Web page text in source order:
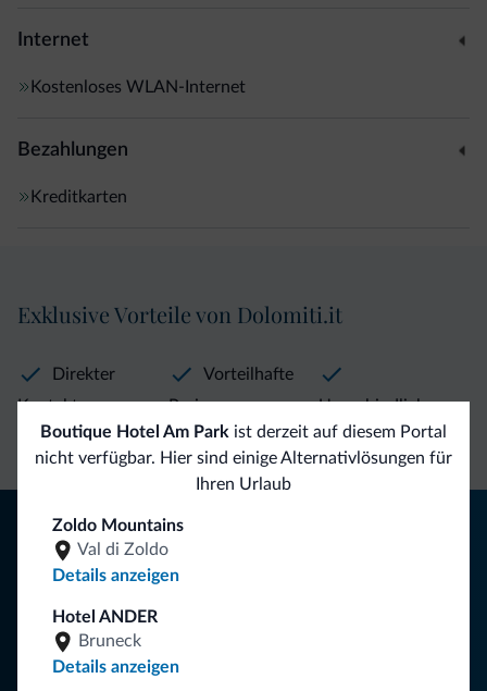
grandioser Weinauswahl zu Top-Preisen
Internet
Kostenloses WLAN-Internet
Bezahlungen
Kreditkarten
Boutique Hotel Am Park ist derzeit auf diesem Portal
nicht verfügbar. Hier sind einige Alternativlösungen für
Ihren Urlaub
Zoldo Mountains
Val di Zoldo
Details anzeigen
Hotel ANDER
Bruneck
Details anzeigen
Exklusive Vorteile von Dolomiti.it
Direkter
Kontakt
Vorteilhafte
Preise
Unverbindliche
Anfragen
Tipps aus den Dolomiten
Sie erhalten Informationen, exklusive Angebote und